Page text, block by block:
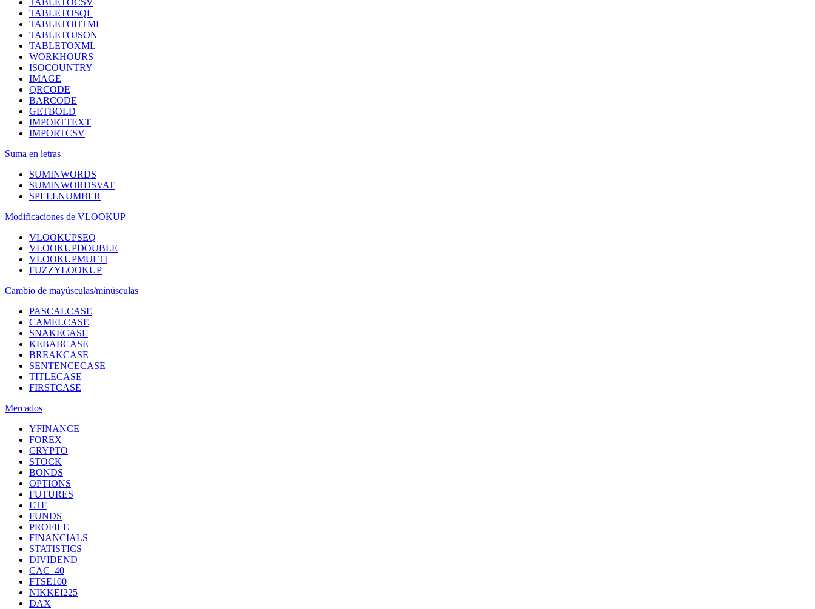
TABLETOCSV
TABLETOSQL
TABLETOHTML
TABLETOJSON
TABLETOXML
WORKHOURS
ISOCOUNTRY
IMAGE
QRCODE
BARCODE
GETBOLD
IMPORTTEXT
IMPORTCSV
Suma en letras
SUMINWORDS
SUMINWORDSVAT
SPELLNUMBER
Modificaciones de VLOOKUP
VLOOKUPSEQ
VLOOKUPDOUBLE
VLOOKUPMULTI
FUZZYLOOKUP
Cambio de mayúsculas/minúsculas
PASCALCASE
CAMELCASE
SNAKECASE
KEBABCASE
BREAKCASE
SENTENCECASE
TITLECASE
FIRSTCASE
Mercados
YFINANCE
FOREX
CRYPTO
STOCK
BONDS
OPTIONS
FUTURES
ETF
FUNDS
PROFILE
FINANCIALS
STATISTICS
DIVIDEND
CAC_40
FTSE100
NIKKEI225
DAX